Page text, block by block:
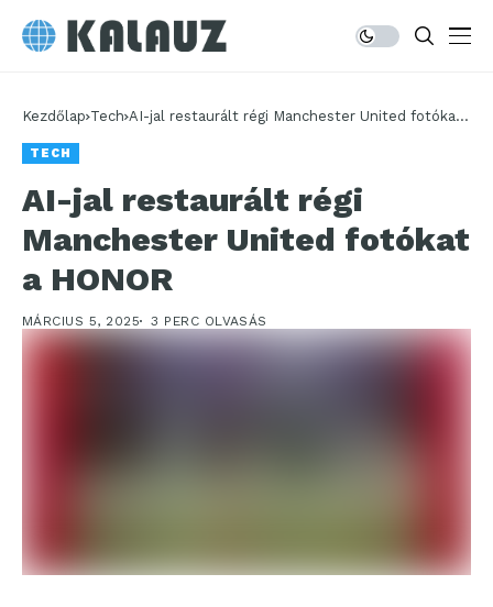
Kezdőlap Tech AI-jal restaurált régi Manchester United fotókat
TECH
AI-jal restaurált régi
Manchester United fotókat
a HONOR
MÁRCIUS 5, 2025 3 PERC OLVASÁS